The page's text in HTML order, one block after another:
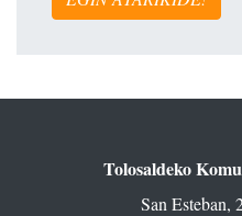
Tolosaldeko
San Esteban,